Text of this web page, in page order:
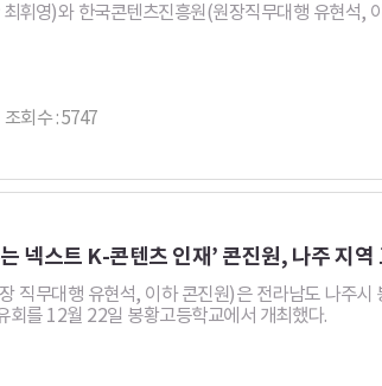
휘영)와 한국콘텐츠진흥원(원장직무대행 유현석,
조회수 : 5747
넥스트 K-콘텐츠 인재’ 콘진원, 나주 지
직무대행 유현석, 이하 콘진원)은 전라남도 나주
회를 12월 22일 봉황고등학교에서 개최했다.